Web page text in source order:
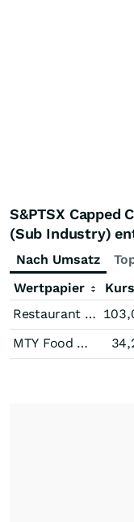
S&PTSX Capped
(Sub Industry)
Nach Umsatz
Wertpapier
Kurs
Restaurant Brands International
MTY Food Group